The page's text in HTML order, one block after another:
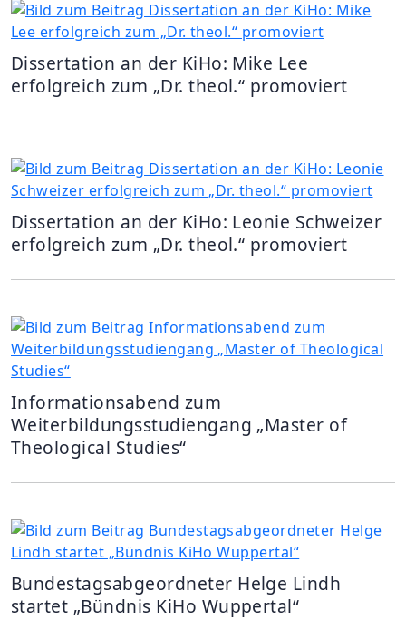
Dissertation an der KiHo: Mike Lee
erfolgreich zum „Dr. theol.“ promoviert
Dissertation an der KiHo: Leonie Schweizer
erfolgreich zum „Dr. theol.“ promoviert
Informationsabend zum
Weiterbildungsstudiengang „Master of
Theological Studies“
Bundestagsabgeordneter Helge Lindh
startet „Bündnis KiHo Wuppertal“